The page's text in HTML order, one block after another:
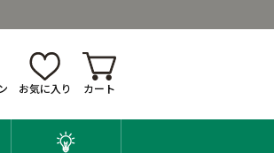
お気に入り カート